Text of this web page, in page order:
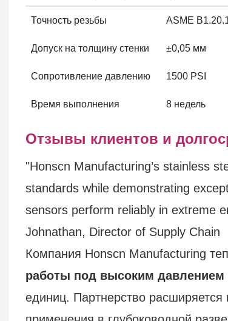
Точность резьбы ASME
Допуск на толщину стенки ±0,05 мм
Сопротивление давлению 1500 PSI
Время выполнения 8 недель
Отзывы клиентов и
"Honscn Manufacturing’s stainless
standards while demonstrating
sensors perform reliably in extreme
Johnathan, Director of Supply Chain​
Компания Honscn Manufacturing
работы под высоким давлением
единиц. Партнерство